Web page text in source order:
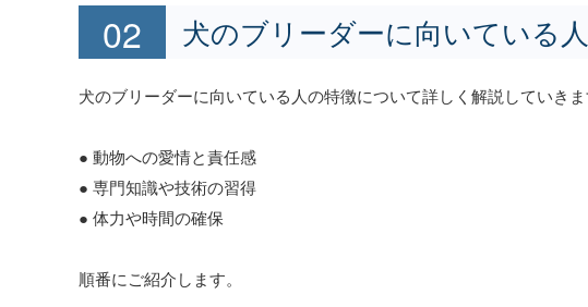
犬のブリーダーに向いている
犬のブリーダーに向いている人の特徴について詳しく解説していきま
● 動物への愛情と責任感
● 専門知識や技術の習得
● 体力や時間の確保
順番にご紹介します。